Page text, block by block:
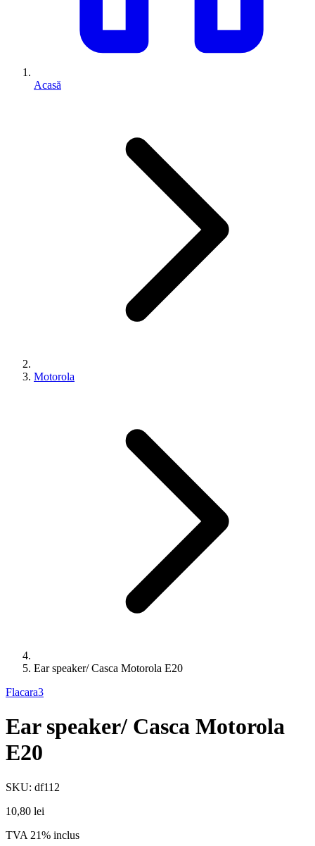
Acasă
Motorola
Ear speaker/ Casca Motorola E20
Flacara3
Ear speaker/ Casca Motorola
E20
SKU: df112
10,80 lei
TVA 21% inclus